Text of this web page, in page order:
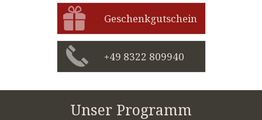
Unser Programm
Geschenkgutschein
+49 8322 809940